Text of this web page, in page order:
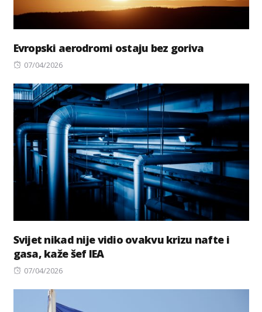
Evropski aerodromi ostaju bez goriva
Posted
07/04/2026
Svijet nikad nije vidio ovakvu krizu nafte i
gasa, kaže šef IEA
Posted
07/04/2026